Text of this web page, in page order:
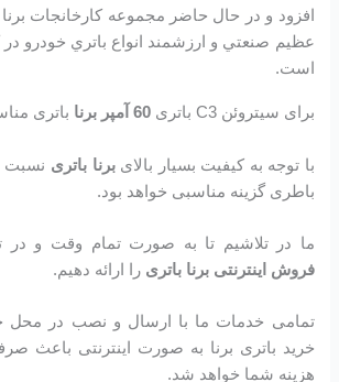
افزود و در حال حاضر مجموعه كارخانجات
عظيم صنعتي و ارزشمند انواع باتري خودرو در
است.
برای سیتروئن C3 باتری 60 آمپر برنا باتری
با توجه به کیفیت بسیار بالایبرنا باتری نسبت
باطری گزینه مناسبی خواهد بود.
ما در تلاشیم تا به صورت تمام وقت و در
فروش اینترنتی برنا باتری را ارائه دهیم.
تمامی خدمات ما با ارسال و نصب در محل
خرید باتری برنا به صورت اینترنتی باعث
هزینه شما خواهد شد.